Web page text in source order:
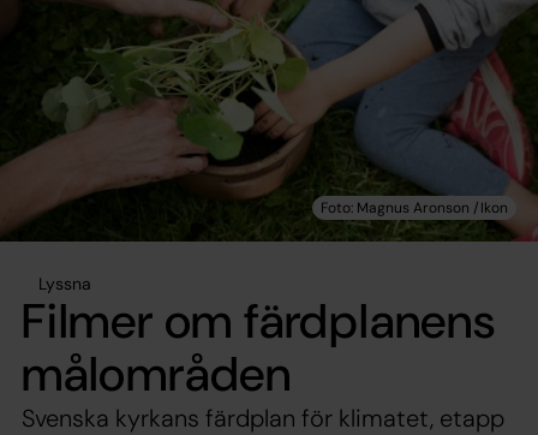
Lyssna
Filmer om färdplanens
målområden
Svenska kyrkans färdplan för klimatet, etapp